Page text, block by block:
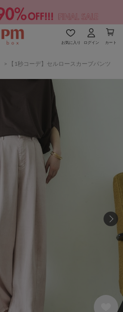
お気に入り ログイン カート
> 【1秒コーデ】セルロースカーブパンツ